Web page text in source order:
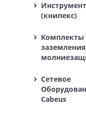
(книпекс)
Комплекты
Сетевое
Cabeus